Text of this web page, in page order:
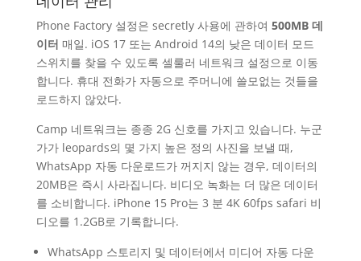
Phone Factory 설정은 secretly 사용에 관하여 500MB 데
이터 매일. iOS 17 또는 Android 14의 낮은 데이터 모드
스위치를 찾을 수 있도록 셀룰러 네트워크 설정으로 이동
합니다. 휴대 전화가 자동으로 주머니에 쓸모없는 것들을
로드하지 않았다.
Camp 네트워크는 종종 2G 신호를 가지고 있습니다. 누군
가가 leopards의 몇 가지 높은 정의 사진을 보낼 때,
WhatsApp 자동 다운로드가 꺼지지 않는 경우, 데이터의
20MB은 즉시 사라집니다. 비디오 녹화는 더 많은 데이터
를 소비합니다. iPhone 15 Pro는 3 분 4K 60fps safari 비
디오를 1.2GB로 기록합니다.
WhatsApp 스토리지 및 데이터에서 미디어 자동 다운